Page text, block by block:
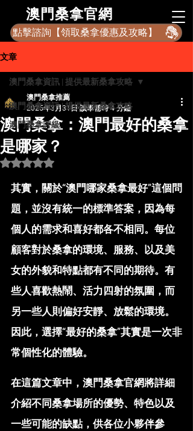
​澳門桑拿官網
點擊諮詢【領取桑拿優惠及攻略】
文章
澳門桑拿資訊 | 提供最新桑拿攻略
澳門桑拿評級
澳門桑拿資訊 | 提供最新桑拿攻略
澳門桑拿：澳門最好的桑拿
是哪家？
澳門桑拿推薦
2025年3月31日 讀畢需時 4 分鐘
評等為 NaN（最高為 5 顆星）。
其實，關於“澳門哪家桑拿最好”這個問
題，並沒有統一的標準答案，因為每
個人的需求和喜好都各不相同。每位
顧客對於桑拿的環境、服務、以及美
女的外貌和特點都有不同的期待。有
些人喜歡熱鬧、活力四射的氛圍，而
另一些人則偏好安靜、放鬆的環境。
因此，選擇“最好的桑拿”其實是一次非
常個性化的體驗。
在這篇文章中，澳門桑拿官網將詳細
介紹不同桑拿場所的優勢、特色以及
一些可能的缺點，供各位小夥伴參